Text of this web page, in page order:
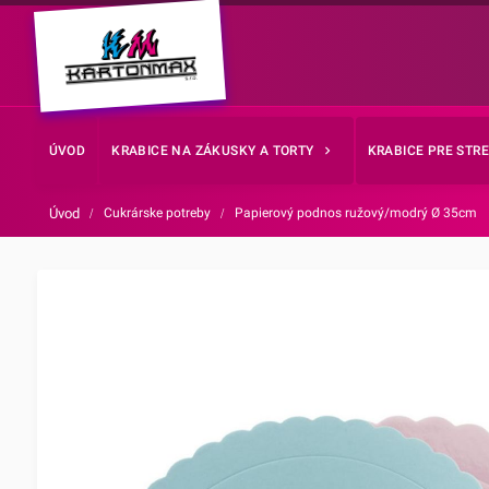
ÚVOD KRABICE NA ZÁKUSKY A TORTY KRABICE PRE
Úvod / Cukrárske potreby / Papierový podnos ružový/modrý Ø 35cm